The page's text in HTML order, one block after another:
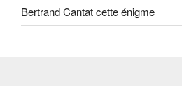
Bertrand Cantat cette énigme